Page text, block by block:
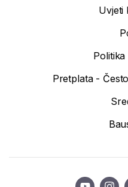
Uvjeti
Pretplata -